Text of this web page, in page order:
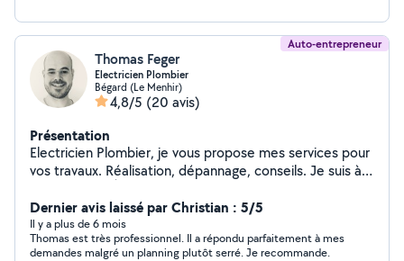
Laurent/Bégard
Auto-entrepreneur
Thomas Feger
Electricien Plombier
Bégard (Le Menhir)
4,8/5 (20 avis)
Présentation
Electricien Plombier, je vous propose mes services pour
vos travaux. Réalisation, dépannage, conseils. Je suis à
Dernier avis laissé par Christian : 5/5
Il y a plus de 6 mois
Thomas est très professionnel. Il a répondu parfaitement à mes
demandes malgré un planning plutôt serré. Je recommande.